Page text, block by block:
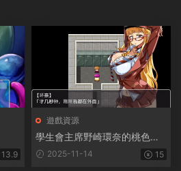
13.9
遊戲資源
學生會主席野崎環奈的桃色煩
惱 2025-11-14 15